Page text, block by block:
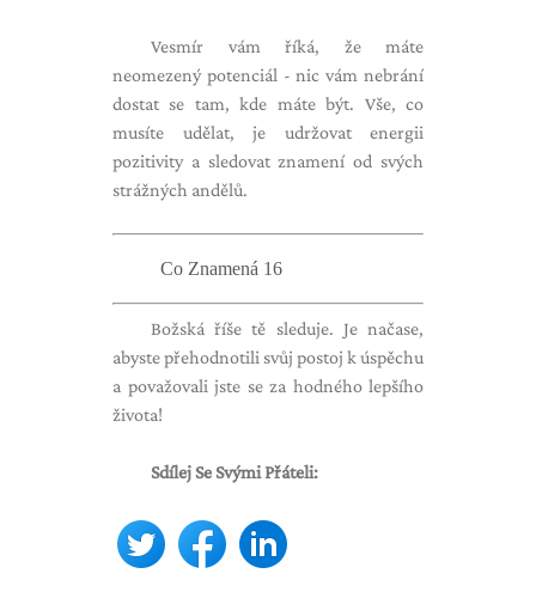
Vesmír vám říká, že máte
neomezený potenciál - nic vám nebrání
dostat se tam, kde máte být. Vše, co
musíte udělat, je udržovat energii
pozitivity a sledovat znamení od svých
strážných andělů.
Co Znamená 16
Božská říše tě sleduje. Je načase,
abyste přehodnotili svůj postoj k úspěchu
a považovali jste se za hodného lepšího
života!
Sdílej Se Svými Přáteli: